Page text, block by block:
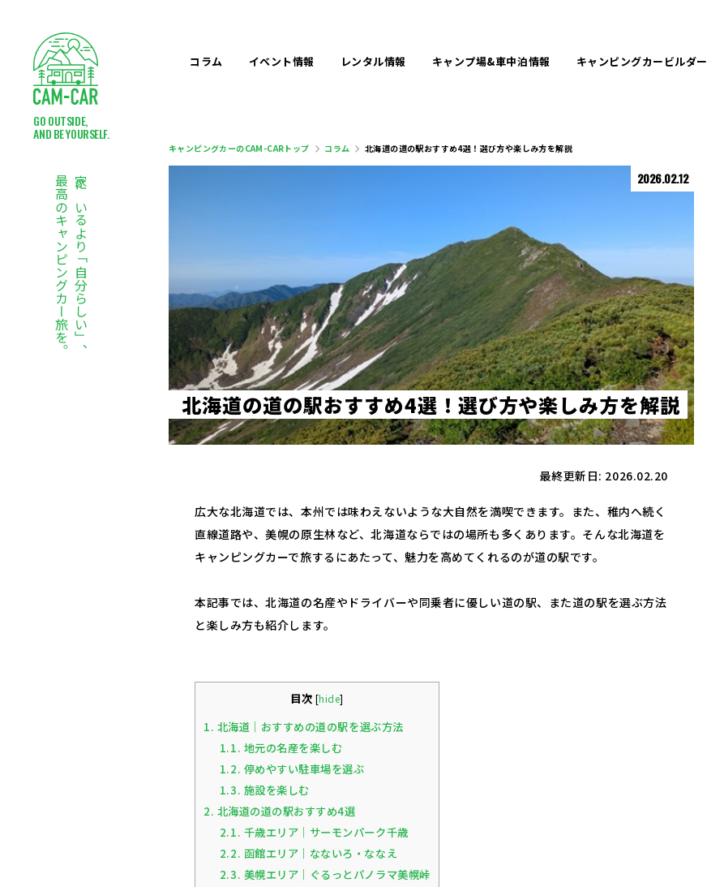
GO OUTSIDE,
AND BE YOURSELF.
家にいるより「自分らしい」、
最高のキャンピングカー旅を。
コラム イベント情報 レンタル情報 キャンプ場&車中泊情報 キャンピングカービルダー
キャンピングカーのCAM-CARトップ コラム 北海道の道の駅おすすめ4選！選び方や楽しみ方を解説
2026.02.12
北海道の道の駅おすすめ4選 ！ 選び方や楽しみ方を解説
最終更新日: 2026.02.20
広大な北海道では、本州では味わえないような大自然を満喫できます。また、稚内へ続く
直線道路や、美幌の原生林など、北海道ならではの場所も多くあります。そんな北海道を
キャンピングカーで旅するにあたって、魅力を高めてくれるのが道の駅です。
本記事では、北海道の名産やドライバーや同乗者に優しい道の駅、また道の駅を選ぶ方法
と楽しみ方も紹介します。
目次 [hide]
1. 北海道｜おすすめの道の駅を選ぶ方法
1.1. 地元の名産を楽しむ
1.2. 停めやすい駐車場を選ぶ
1.3. 施設を楽しむ
2. 北海道の道の駅おすすめ4選
2.1. 千歳エリア｜サーモンパーク千歳
2.2. 函館エリア｜なないろ・ななえ
2.3. 美幌エリア｜ぐるっとパノラマ美幌峠